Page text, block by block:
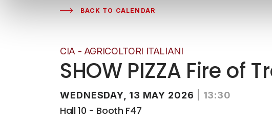
BACK TO CALENDAR
CIA - AGRICOLTORI ITALIANI
SHOW PIZZA Fire of
WEDNESDAY, 13 MAY 2026 13:30
Hall 10 - Booth F47